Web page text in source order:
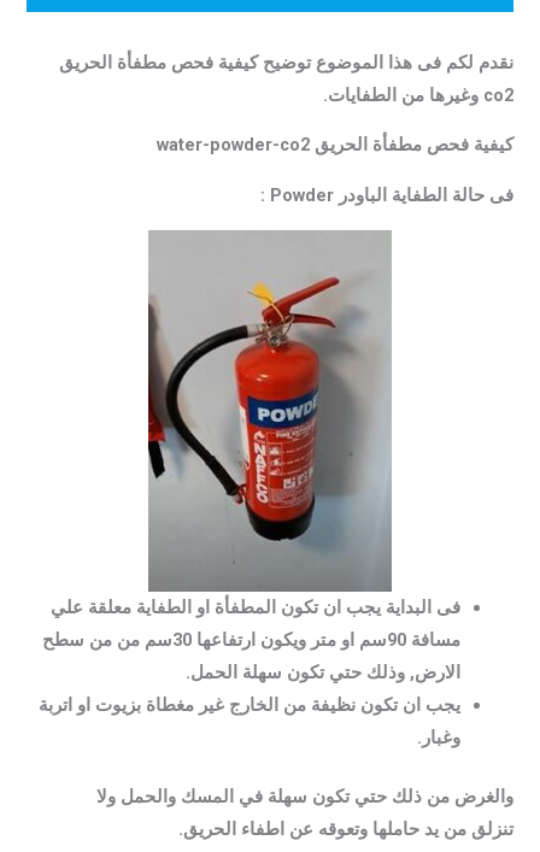
نقدم لكم فى هذا الموضوع توضيح كيفية فحص مطفأة الحريق
co2 وغيرها من الطفايات.
كيفية فحص مطفأة الحريق water-powder-co2
فى حالة الطفاية الباودر Powder :
فى البداية يجب ان تكون المطفأة او الطفاية معلقة علي
مسافة 90سم او متر ويكون ارتفاعها 30سم من من سطح
الارض, وذلك حتي تكون سهلة الحمل.
يجب ان تكون نظيفة من الخارج غير مغطاة بزيوت او اتربة
وغبار.
والغرض من ذلك حتي تكون سهلة في المسك والحمل ولا
تنزلق من يد حاملها وتعوقه عن اطفاء الحريق.